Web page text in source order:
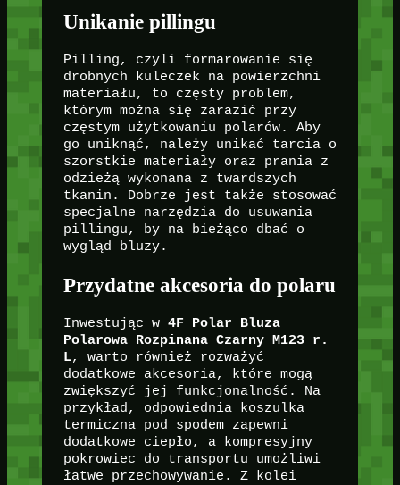
Unikanie pillingu
Pilling, czyli formarowanie się
drobnych kuleczek na powierzchni
materiału, to częsty problem,
którym można się zarazić przy
częstym użytkowaniu polarów. Aby
go uniknąć, należy unikać tarcia o
szorstkie materiały oraz prania z
odzieżą wykonana z twardszych
tkanin. Dobrze jest także stosować
specjalne narzędzia do usuwania
pillingu, by na bieżąco dbać o
wygląd bluzy.
Przydatne akcesoria do polaru
Inwestując w 4F Polar Bluza
Polarowa Rozpinana Czarny M123 r.
L, warto również rozważyć
dodatkowe akcesoria, które mogą
zwiększyć jej funkcjonalność. Na
przykład, odpowiednia koszulka
termiczna pod spodem zapewni
dodatkowe ciepło, a kompresyjny
pokrowiec do transportu umożliwi
łatwe przechowywanie. Z kolei